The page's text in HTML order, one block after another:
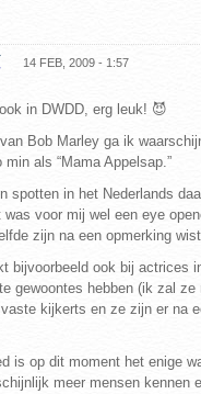
14 FEB, 2009 - 1:57
in DWDD, erg leuk! 😈
van Bob Marley ga ik
als “Mama Appelsap.”
spotten in het Nederlands
voor mij wel een eye
zijn na een opmerking
bijvoorbeeld ook bij actrices
gewoontes hebben (ik zal
kijkerts en ze zijn er na
is op dit moment het enige
meer mensen kennen